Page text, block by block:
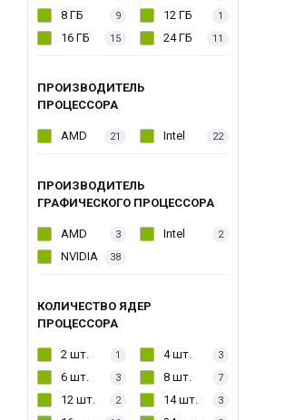
8 ГБ 9 12 ГБ 1
16 ГБ 15 24 ГБ 11
ПРОИЗВОДИТЕЛЬ
ПРОЦЕССОРА
AMD 21 Intel 22
ПРОИЗВОДИТЕЛЬ
ГРАФИЧЕСКОГО ПРОЦЕССОРА
AMD 3 Intel 2
NVIDIA 38
КОЛИЧЕСТВО ЯДЕР
ПРОЦЕССОРА
2 шт. 1 4 шт. 3
6 шт. 3 8 шт. 7
12 шт. 2 14 шт. 3